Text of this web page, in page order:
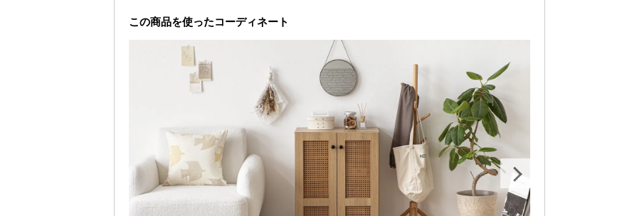
この商品を使ったコーディネート